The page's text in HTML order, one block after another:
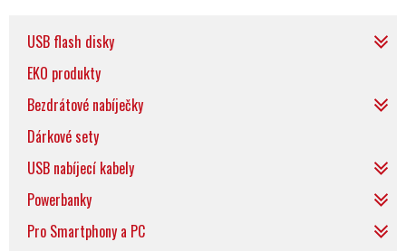
USB flash disky
EKO produkty
Bezdrátové nabíječky
Dárkové sety
USB nabíjecí kabely
Powerbanky
Pro Smartphony a PC